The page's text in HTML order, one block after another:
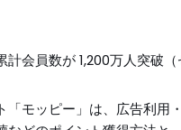
計会員数が 1,200万人突破（
「モッピー」は、広告利用